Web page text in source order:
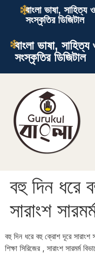
বাংলা ভাষা, সাহিত্য ও
সংস্কৃতির ডিজিটাল
বাংলা ভাষা, সাহিত্য
সংস্কৃতির ডিজিটাল
বহু দিন ধরে
সারাংশ
বহু দিন ধরে বহু ক্রোশ দূরে
শিক্ষা সিরিজের , সারাংশ সারমর্ম